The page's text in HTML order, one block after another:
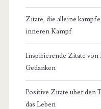
Zitate, die alleine
inneren Kampf
Inspirierende Zitate von
Gedanken
Positive Zitate uber den
das Leben